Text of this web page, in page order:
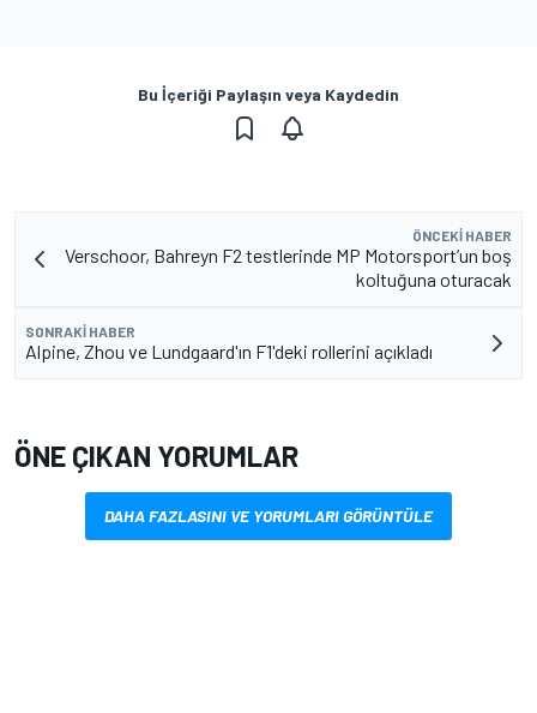
Bu İçeriği Paylaşın veya Kaydedin
ÖNCEKI HABER
Verschoor, Bahreyn F2 testlerinde MP Motorsport’un boş
koltuğuna oturacak
SONRAKI HABER
Alpine, Zhou ve Lundgaard'ın F1'deki rollerini açıkladı
ÖNE ÇIKAN YORUMLAR
DAHA FAZLASINI VE YORUMLARI GÖRÜNTÜLE